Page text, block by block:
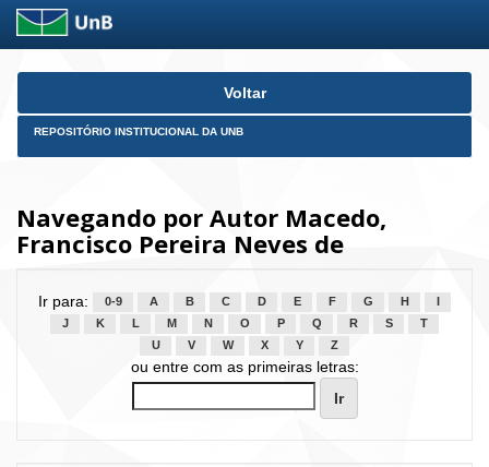
Skip
Voltar
REPOSITÓRIO INSTITUCIONAL DA UNB
Navegando por Autor Macedo,
Francisco Pereira Neves de
Ir para: 0-9 A B C D E F G H
J
K L M N O P Q R S
T
U
V W X Y Z
ou entre com as primeiras letras: